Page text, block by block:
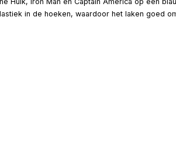
in de hoeken, waardoor het laken goed